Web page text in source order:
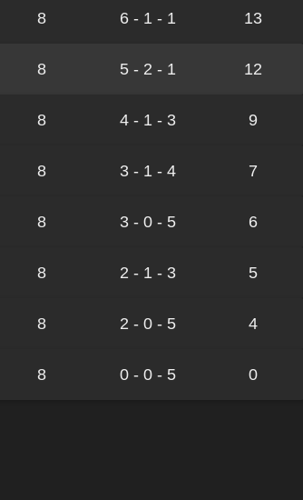
8 6 - 1 - 1 13
8 5 - 2 - 1 12
8 4 - 1 - 3 9
8 3 - 1 - 4 7
8 3 - 0 - 5 6
8 2 - 1 - 3 5
8 2 - 0 - 5 4
8 0 - 0 - 5 0